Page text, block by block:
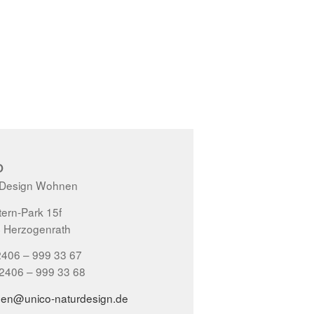
Wohnen
Park 15f
– 999 33 67
– 999 33 68
naturdesign.de